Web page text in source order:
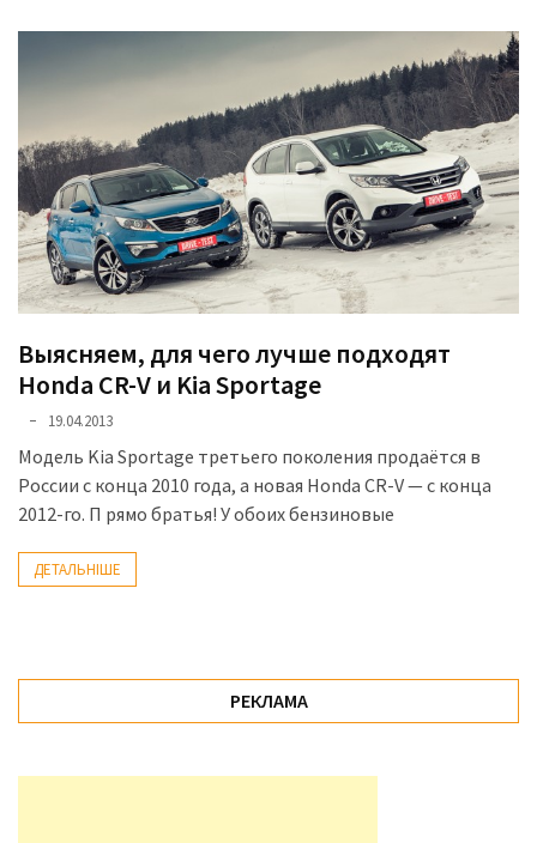
(324)
Тест-
драйв
(212)
Без
рубрики
(142)
Выясняем, для чего лучше подходят
Honda CR-V и Kia Sportage
19.04.2013
Модель Kia Sportage третьего поколения продаётся в
России с конца 2010 года, а новая Honda CR-V — с конца
2012-го. П рямо братья! У обоих бензиновые
ДЕТАЛЬНІШЕ
РЕКЛАМА